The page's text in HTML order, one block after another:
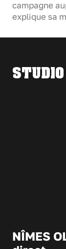
campagne
explique sa
STUDIO
NÎMES